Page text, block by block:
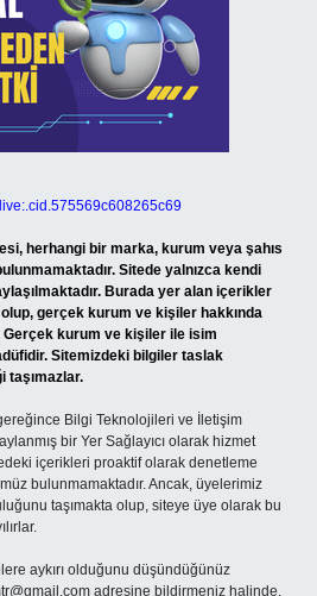
herhangi bir marka, kurum veya şahıs
Sitede yalnızca kendi
Burada yer alan içerikler
gerçek kurum ve kişiler hakkında
Gerçek kurum ve kişiler ile isim
Sitemizdeki bilgiler taslak
taşımazlar.
Bilgi Teknolojileri ve İletişim
bir Yer Sağlayıcı olarak hizmet
içerikleri proaktif olarak denetleme
bulunmamaktadır. Ancak, üyelerimiz
taşımakta olup, siteye üye olarak bu
aykırı olduğunu düşündüğünüz
adresine bildirmeniz halinde,